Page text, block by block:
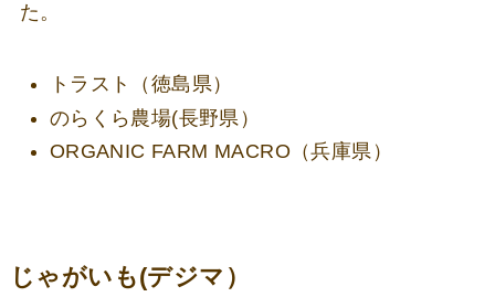
た。
トラスト（徳島県）
のらくら農場(長野県）
ORGANIC FARM MACRO（兵庫県）
じゃがいも(デジマ）